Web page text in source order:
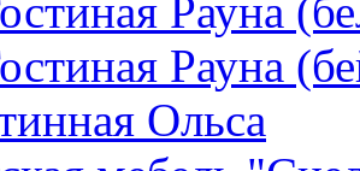
Рауна
Рауна
Ольса